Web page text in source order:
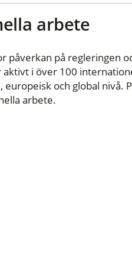
arbete
påverkan på regleringen
i över 100
och global nivå.
arbete.